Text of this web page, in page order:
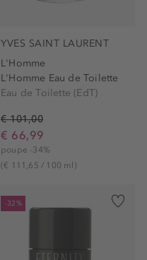
YVES SAINT LAURENT
L'Homme
L'Homme Eau de Toilette
Eau de Toilette (EdT)
€ 101,00
€ 66,99
poupe -34%
(€ 111,65 / 100 ml)
-32%